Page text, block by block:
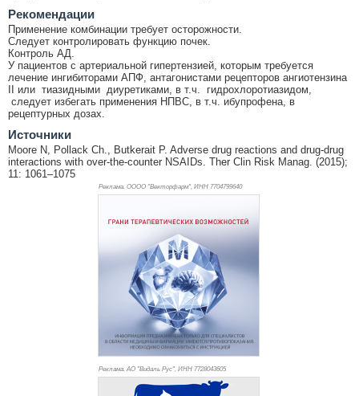
Рекомендации
Применение комбинации требует осторожности.
Следует контролировать функцию почек.
Контроль АД.
У пациентов с артериальной гипертензией, которым требуется
лечение ингибиторами АПФ, антагонистами рецепторов ангиотензина
II или тиазидными диуретиками, в т.ч. гидрохлоротиазидом,
следует избегать применения НПВС, в т.ч. ибупрофена, в
рецептурных дозах.
Источники
Moore N, Pollack Ch., Butkerait P. Adverse drug reactions and drug-drug
interactions with over-the-counter NSAIDs. Ther Clin Risk Manag. (2015);
11: 1061–1075
Реклама. ОООО "Векторфарм", ИНН 7704799640
Реклама. АО "Видаль Рус", ИНН 7728043605